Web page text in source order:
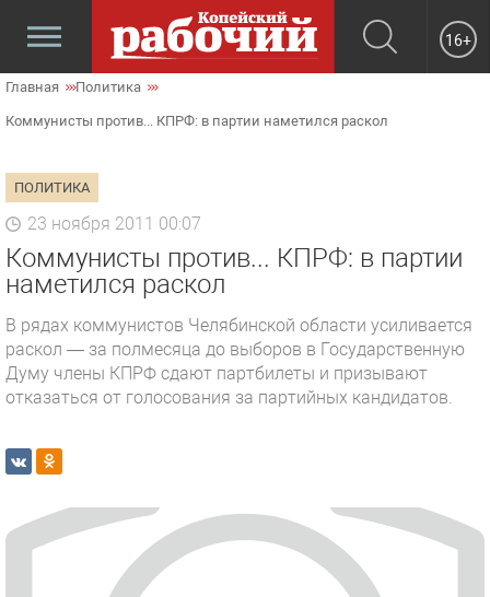
16+
Главная Политика
Коммунисты против... КПРФ: в партии наметился раскол
ПОЛИТИКА
23 ноября 2011 00:07
Коммунисты против... КПРФ: в партии
наметился раскол
В рядах коммунистов Челябинской области усиливается
раскол — за полмесяца до выборов в Государственную
Думу члены КПРФ сдают партбилеты и призывают
отказаться от голосования за партийных кандидатов.